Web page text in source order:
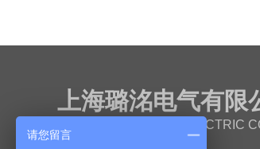
上海璐洺电气有限
SHANGHAI LUMING ELECTRIC
请您留言